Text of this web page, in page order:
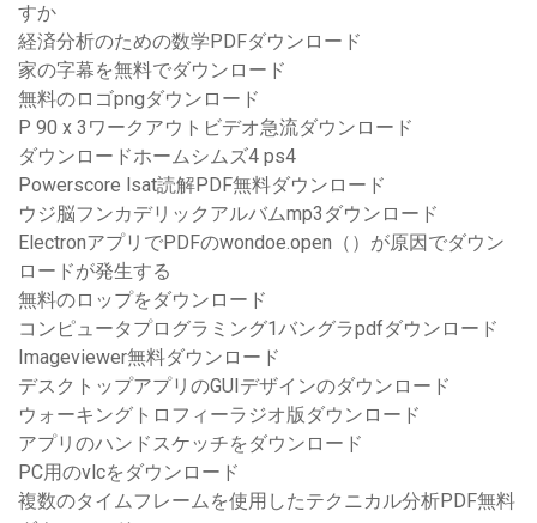
すか
経済分析のための数学PDFダウンロード
家の字幕を無料でダウンロード
無料のロゴpngダウンロード
P 90 x 3ワークアウトビデオ急流ダウンロード
ダウンロードホームシムズ4 ps4
Powerscore lsat読解PDF無料ダウンロード
ウジ脳フンカデリックアルバムmp3ダウンロード
ElectronアプリでPDFのwondoe.open（）が原因でダウン
ロードが発生する
無料のロップをダウンロード
コンピュータプログラミング1バングラpdfダウンロード
Imageviewer無料ダウンロード
デスクトップアプリのGUIデザインのダウンロード
ウォーキングトロフィーラジオ版ダウンロード
アプリのハンドスケッチをダウンロード
PC用のvlcをダウンロード
複数のタイムフレームを使用したテクニカル分析PDF無料